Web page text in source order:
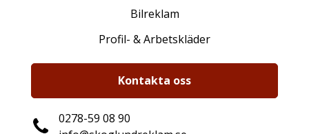
Bilreklam
Profil- & Arbetskläder
Kontakta oss
0278-59 08 90